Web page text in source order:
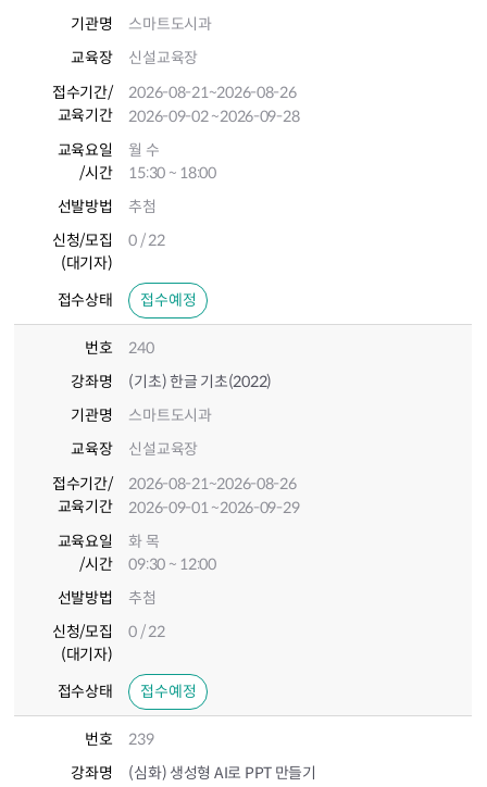
기관명
스마트도시과
교육장
신설교육장
접수기간/
교육기간
2026-08-21~2026-08-26
2026-09-02~2026-09-28
교육요일
/시간
월 수
15:30 ~ 18:00
선발방법
추첨
신청/모집
(대기자)
0 / 22
접수상태 접수예정
번호
240
강좌명
(기초) 한글 기초(2022)
기관명
스마트도시과
교육장
신설교육장
접수기간/
교육기간
2026-08-21~2026-08-26
2026-09-01~2026-09-29
교육요일
/시간
화 목
09:30 ~ 12:00
선발방법
추첨
신청/모집
(대기자)
0 / 22
접수상태 접수예정
번호
239
강좌명
(심화) 생성형 AI로 PPT 만들기